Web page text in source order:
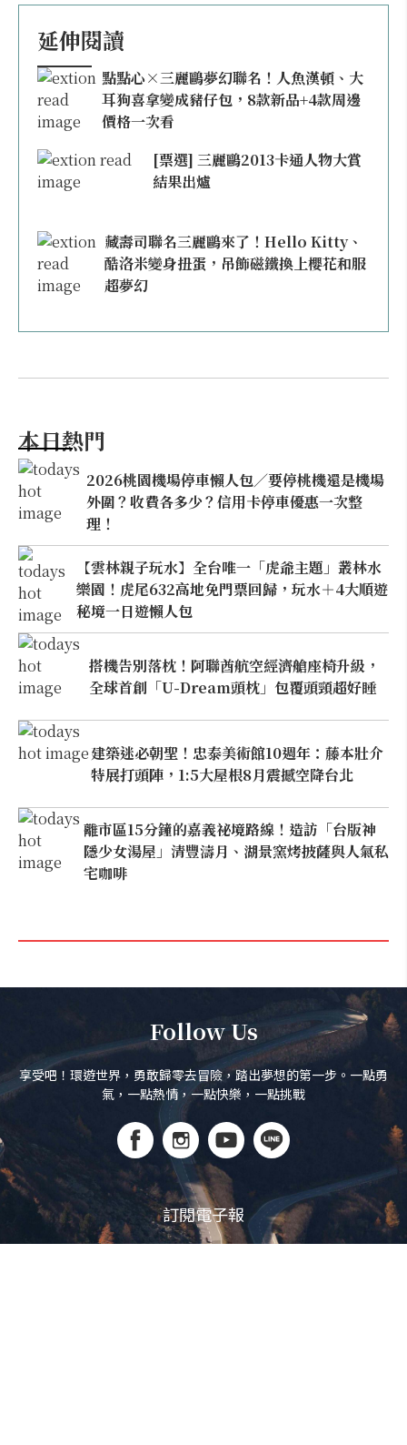
延伸閱讀
點點心×三麗鷗夢幻聯名！人魚漢頓、大
耳狗喜拿變成豬仔包，8款新品+4款周邊
價格一次看
[票選] 三麗鷗2013卡通人物大賞
結果出爐
藏壽司聯名三麗鷗來了！Hello Kitty、
酷洛米變身扭蛋，吊飾磁鐵換上櫻花和服
超夢幻
本日熱門
2026桃園機場停車懶人包／要停桃機還是機場
外圍？收費各多少？信用卡停車優惠一次整
理！
【雲林親子玩水】全台唯一「虎爺主題」叢林水
樂園！虎尾632高地免門票回歸，玩水＋4大順遊
秘境一日遊懶人包
搭機告別落枕！阿聯酋航空經濟艙座椅升級，
全球首創「U-Dream頭枕」包覆頭頸超好睡
建築迷必朝聖！忠泰美術館10週年：藤本壯介
特展打頭陣，1:5大屋根8月震撼空降台北
離市區15分鐘的嘉義祕境路線！造訪「台版神
隱少女湯屋」清豐濤月、湖景窯烤披薩與人氣私
宅咖啡
Follow Us
享受吧！環遊世界，勇敢歸零去冒險，踏出夢想的第一步。一點勇
氣，一點熱情，一點快樂，一點挑戰
訂閱電子報